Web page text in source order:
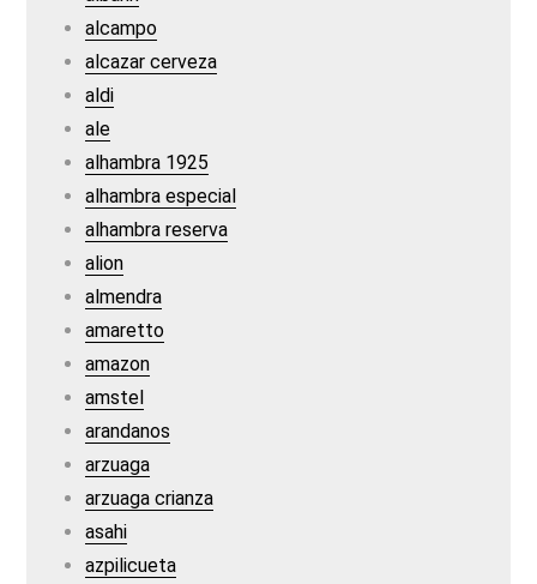
alcampo
alcazar cerveza
aldi
ale
alhambra 1925
alhambra especial
alhambra reserva
alion
almendra
amaretto
amazon
amstel
arandanos
arzuaga
arzuaga crianza
asahi
azpilicueta